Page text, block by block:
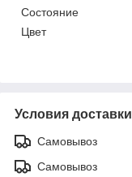
Состояние
Цвет
Условия доставки
Самовывоз
Самовывоз